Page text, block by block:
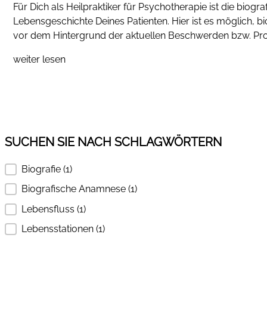
Für Dich als Heilpraktiker für Psychotherapie ist die
Lebensgeschichte Deines Patienten. Hier ist es möglich,
vor dem Hintergrund der aktuellen Beschwerden bzw.
weiter lesen
SUCHEN SIE NACH SCHLAGWÖRTERN
Biografie (1)
Biografische Anamnese (1)
Lebensfluss (1)
Lebensstationen (1)